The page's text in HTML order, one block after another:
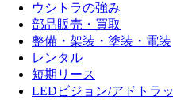
ウシトラの強み
部品販売・買取
整備・架装・塗装・電装
レンタル
短期リース
LEDビジョン/アドトラ